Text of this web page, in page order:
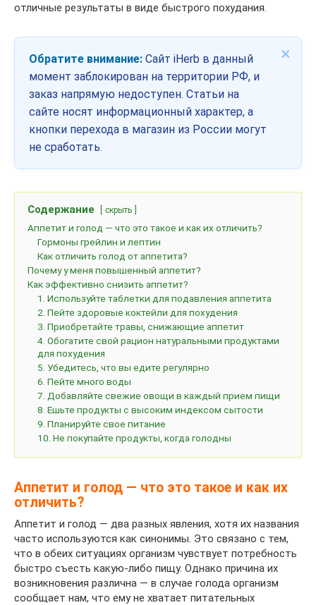
отличные результаты в виде быстрого похудания.
×
Обратите внимание: Сайт iHerb в данный
момент заблокирован на территории РФ, и
заказ напрямую недоступен. Статьи на
сайте носят информационный характер, а
кнопки перехода в магазин из России могут
не сработать.
Содержание скрыть
Аппетит и голод — что это такое и как их отличить?
Гормоны грейлин и лептин
Как отличить голод от аппетита?
Почему у меня повышенный аппетит?
Как эффективно снизить аппетит?
1. Используйте таблетки для подавления аппетита
2. Пейте здоровые коктейли для похудения
3. Приобретайте травы, снижающие аппетит
4. Обогатите свой рацион натуральными продуктами
для похудения
5. Убедитесь, что вы едите регулярно
6. Пейте много воды
7. Добавляйте свежие овощи в каждый прием пищи
8. Ешьте продукты с высоким индексом сытости
9. Планируйте свое питание
10. Не покупайте продукты, когда голодны
Аппетит и голод — что это такое и как их
отличить?
Аппетит и голод — два разных явления, хотя их названия
часто используются как синонимы. Это связано с тем,
что в обеих ситуациях организм чувствует потребность
быстро съесть какую-либо пищу. Однако причина их
возникновения различна — в случае голода организм
сообщает нам, что ему не хватает питательных